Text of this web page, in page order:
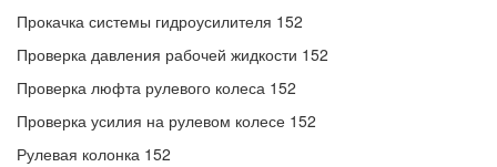
Прокачка системы гидроусилителя 152
Проверка давления рабочей жидкости 152
Проверка люфта рулевого колеса 152
Проверка усилия на рулевом колесе 152
Рулевая колонка 152